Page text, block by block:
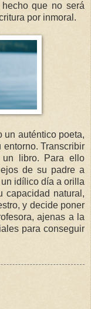
que no será
por inmoral.
un auténtico poeta,
Transcribir
un libro. Para ello
de su padre a
idílico día a orilla
capacidad natural,
y decide poner
ajenas a la
para conseguir